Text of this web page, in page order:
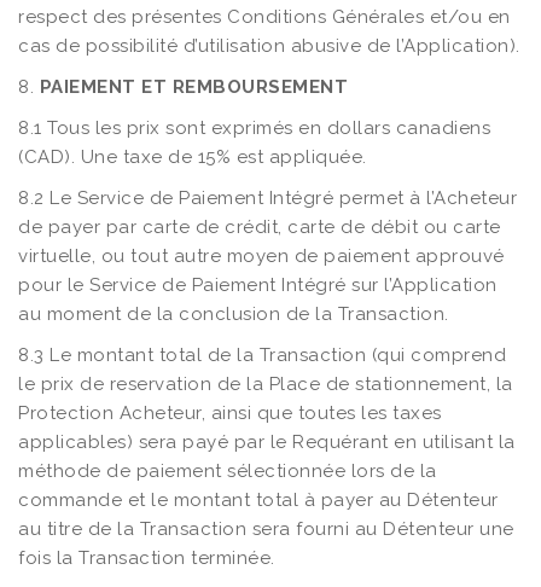
respect des présentes Conditions Générales et/ou en
cas de possibilité d’utilisation abusive de l’Application).
8. PAIEMENT ET REMBOURSEMENT
8.1 Tous les prix sont exprimés en dollars canadiens
(CAD). Une taxe de 15% est appliquée.
8.2 Le Service de Paiement Intégré permet à l’Acheteur
de payer par carte de crédit, carte de débit ou carte
virtuelle, ou tout autre moyen de paiement approuvé
pour le Service de Paiement Intégré sur l’Application
au moment de la conclusion de la Transaction.
8.3 Le montant total de la Transaction (qui comprend
le prix de reservation de la Place de stationnement, la
Protection Acheteur, ainsi que toutes les taxes
applicables) sera payé par le Requérant en utilisant la
méthode de paiement sélectionnée lors de la
commande et le montant total à payer au Détenteur
au titre de la Transaction sera fourni au Détenteur une
fois la Transaction terminée.